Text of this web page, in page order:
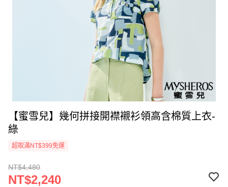
【蜜雪兒】幾何拼接開襟襯衫領高含棉質上衣-
綠
超取滿NT$399免運
NT$4,480
NT$2,240